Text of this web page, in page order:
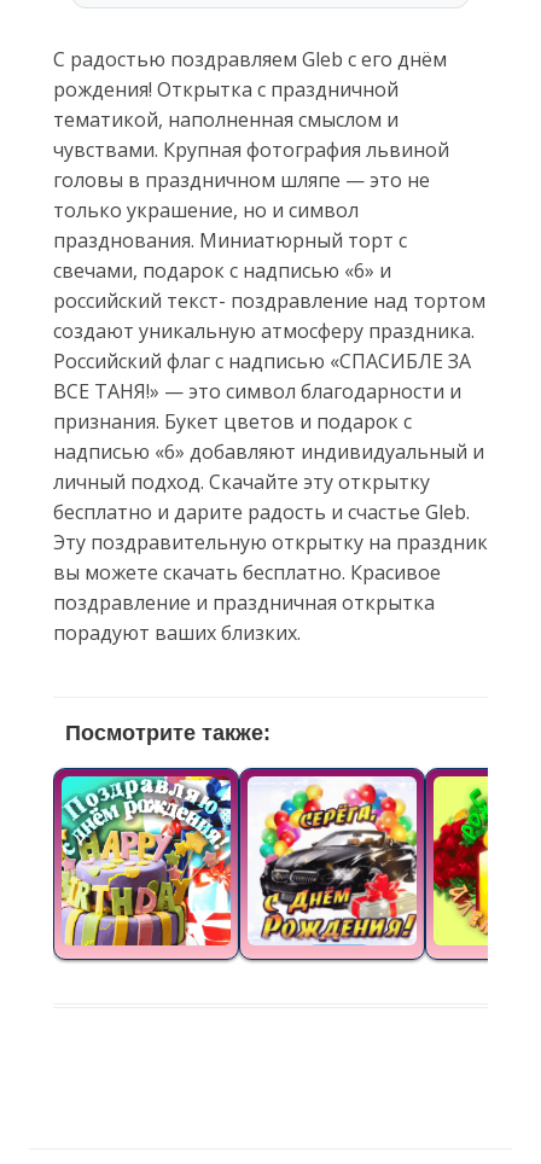
С радостью поздравляем Gleb с его днём
рождения! Открытка с праздничной
тематикой, наполненная смыслом и
чувствами. Крупная фотография львиной
головы в праздничном шляпе — это не
только украшение, но и символ
празднования. Миниатюрный торт с
свечами, подарок с надписью «6» и
российский текст- поздравление над тортом
создают уникальную атмосферу праздника.
Российский флаг с надписью «СПАСИБЛЕ ЗА
ВСЕ ТАНЯ!» — это символ благодарности и
признания. Букет цветов и подарок с
надписью «6» добавляют индивидуальный и
личный подход. Скачайте эту открытку
бесплатно и дарите радость и счастье Gleb.
Эту поздравительную открытку на праздник
вы можете скачать бесплатно. Красивое
поздравление и праздничная открытка
порадуют ваших близких.
Посмотрите также: